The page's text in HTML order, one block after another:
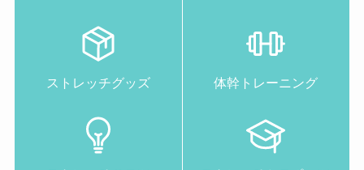
ストレッチグッズ 体幹トレーニング